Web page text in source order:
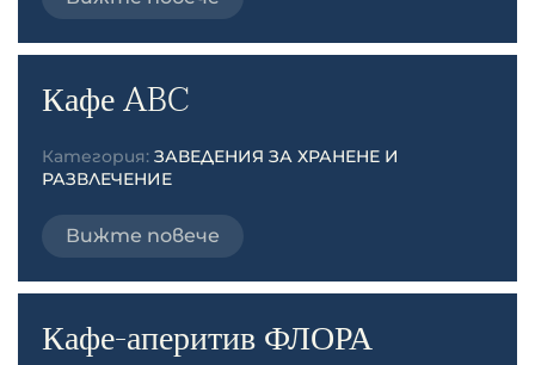
Кафе ABC
Категория: ЗАВЕДЕНИЯ ЗА ХРАНЕНЕ И
РАЗВЛЕЧЕНИЕ
Вижте повече
Кафе-аперитив ФЛОРА